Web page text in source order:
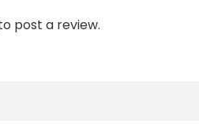
post a review.